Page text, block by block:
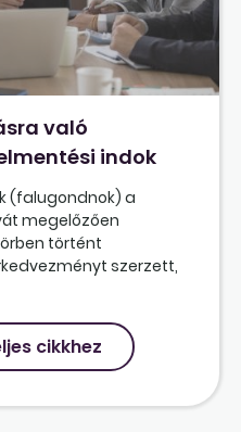
való
indok
(falugondnok) a
megelőzően
történt
szerzett,
cikkhez